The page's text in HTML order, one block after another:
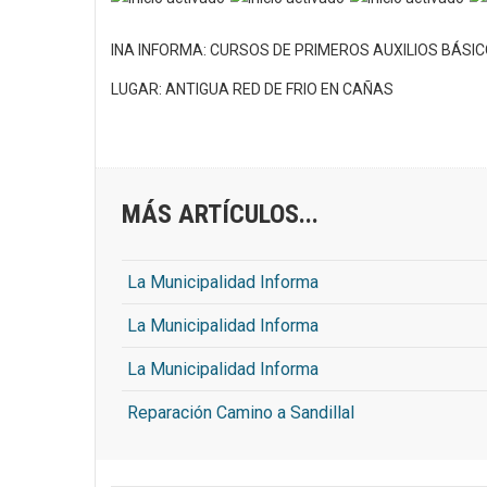
INA INFORMA: CURSOS DE PRIMEROS AUXILIOS
LUGAR: ANTIGUA RED DE FRIO EN CAÑAS
MÁS ARTÍCULOS...
La Municipalidad Informa
La Municipalidad Informa
La Municipalidad Informa
Reparación Camino a Sandillal